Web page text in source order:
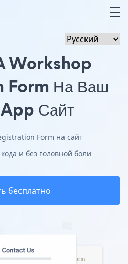
Workshop
Form На Ваш
App Сайт
Form на сайт
и без головной боли
бесплатно